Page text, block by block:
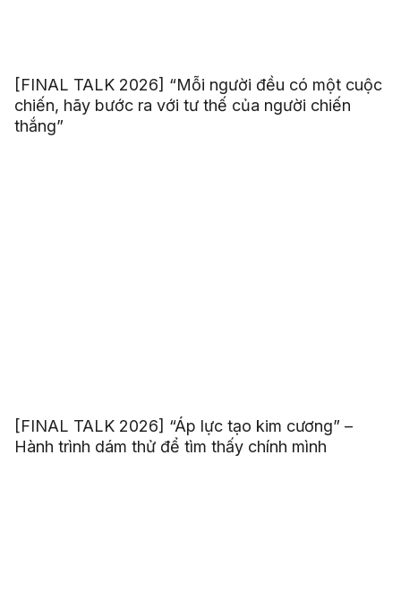
[FINAL TALK 2026] “Mỗi người đều có một cuộc
chiến, hãy bước ra với tư thế của người chiến
thắng”
[FINAL TALK 2026] “Áp lực tạo kim cương” –
Hành trình dám thử để tìm thấy chính mình